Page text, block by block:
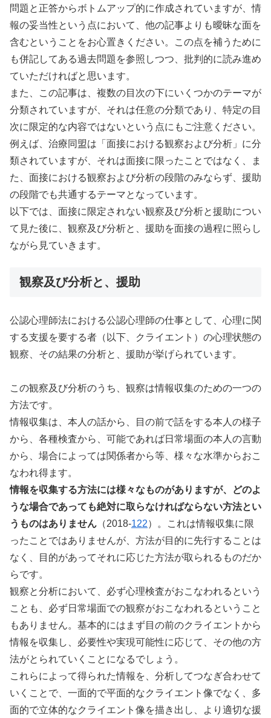
問題と正答からボトムアップ的に作成されていますが、情
報の妥当性という点において、他の記事よりも曖昧な面を
含むということをお心置きください。この点を補うために
も併記してある過去問題を参照しつつ、批判的に読み進め
ていただければと思います。
また、この記事は、複数の目次の下にいくつかのテーマが
分類されていますが、それは任意の分類であり、特定の目
次に限定的な内容ではないという点にもご注意ください。
例えば、治療同盟は「面接における観察および分析」に分
類されていますが、それは面接に限ったことではなく、ま
た、面接における観察および分析の段階のみならず、援助
の段階でも共通するテーマとなっています。
以下では、面接に限定されない観察及び分析と援助につい
て見た後に、観察及び分析と、援助を面接の過程に照らし
ながら見ていきます。
観察及び分析と、援助
公認心理師法における公認心理師の仕事として、心理に関
する支援を要する者（以下、クライエント）の心理状態の
観察、その結果の分析と、援助が挙げられています。
この観察及び分析のうち、観察は情報収集のための一つの
方法です。
情報収集は、本人の話から、目の前で話をする本人の様子
から、各種検査から、可能であれば日常場面の本人の言動
から、場合によっては関係者から等、様々な水準からおこ
なわれ得ます。
情報を収集する方法には様々なものがありますが、どのよ
うな場合であっても絶対に取らなければならない方法とい
うものはありません （2018-122）。これは情報収集に限
ったことではありませんが、方法が目的に先行することは
なく、目的があってそれに応じた方法が取られるものだか
らです。
観察と分析において、必ず心理検査がおこなわれるという
ことも、必ず日常場面での観察がおこなわれるということ
もありません。基本的にはまず目の前のクライエントから
情報を収集し、必要性や実現可能性に応じて、その他の方
法がとられていくことになるでしょう。
これらによって得られた情報を、分析してつなぎ合わせて
いくことで、一面的で平面的なクライエント像でなく、多
面的で立体的なクライエント像を描き出し、より適切な援